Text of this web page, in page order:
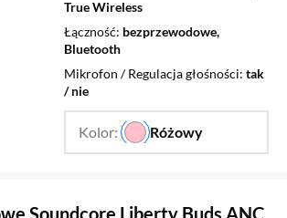
True Wireless
Łączność bezprzewodowe,
Bluetooth
Mikrofon / Regulacja głośności tak
/ nie
Kolor: Różowy
Soundcore Liberty Buds ANC